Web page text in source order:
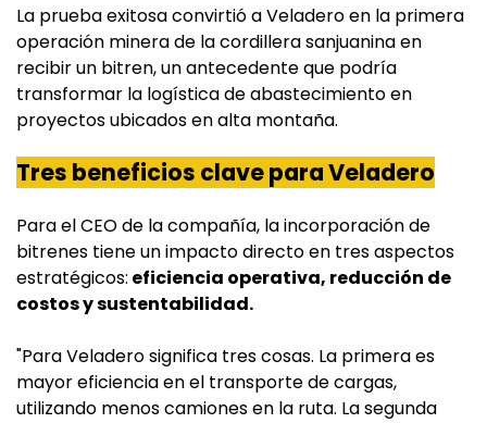
La prueba exitosa convirtió a Veladero en la primera
operación minera de la cordillera sanjuanina en
recibir un bitren, un antecedente que podría
transformar la logística de abastecimiento en
proyectos ubicados en alta montaña.
Tres beneficios clave para Veladero
Para el CEO de la compañía, la incorporación de
bitrenes tiene un impacto directo en tres aspectos
estratégicos: eficiencia operativa, reducción de
costos y sustentabilidad.
"Para Veladero significa tres cosas. La primera es
mayor eficiencia en el transporte de cargas,
utilizando menos camiones en la ruta. La segunda